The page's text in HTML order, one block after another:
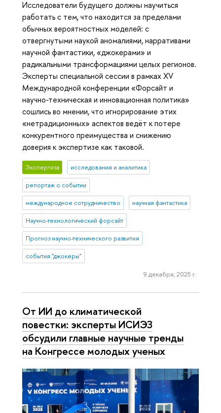
Исследователи будущего должны научиться
работать с тем, что находится за пределами
обычных вероятностных моделей: с
отвергнутыми наукой аномалиями, нарративами
научной фантастики, «джокерами» и
радикальными трансформациями целых регионов.
Эксперты специальной сессии в рамках XV
Международной конференции «Форсайт и
научно-техническая и инновационная политика»
сошлись во мнении, что игнорирование этих
«нетрадиционных» аспектов ведёт к потере
конкурентного преимущества и снижению
доверия к экспертизе как таковой.
Экспертиза исследования и аналитика
репортаж о событии
международное сотрудничество научная фантастика
Научно-технологический форсайт
Прогноз научно-технического развития
события "джокеры"
9 декабря, 2025 г.
От ИИ до климатической
повестки: эксперты ИСИЭЗ
обсудили главные научные тренды
на Конгрессе молодых ученых